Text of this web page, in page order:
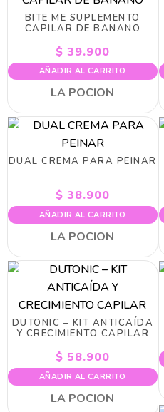
BITE ME SUPLEMENTO
CAPILAR DE BANANO
$ 39.900
AÑADIR AL CARRITO
LA POCION
DUAL CREMA PARA PEINAR
$ 38.900
AÑADIR AL CARRITO
LA POCION
DUTONIC – KIT ANTICAÍDA
Y CRECIMIENTO CAPILAR
$ 58.900
AÑADIR AL CARRITO
LA POCION